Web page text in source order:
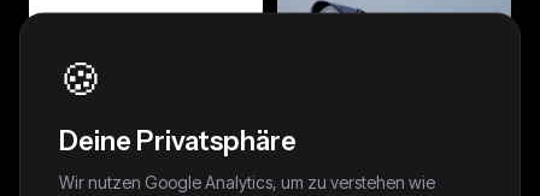
🍪
Deine Privatsphäre
Wir nutzen Google Analytics, um zu verstehen wie